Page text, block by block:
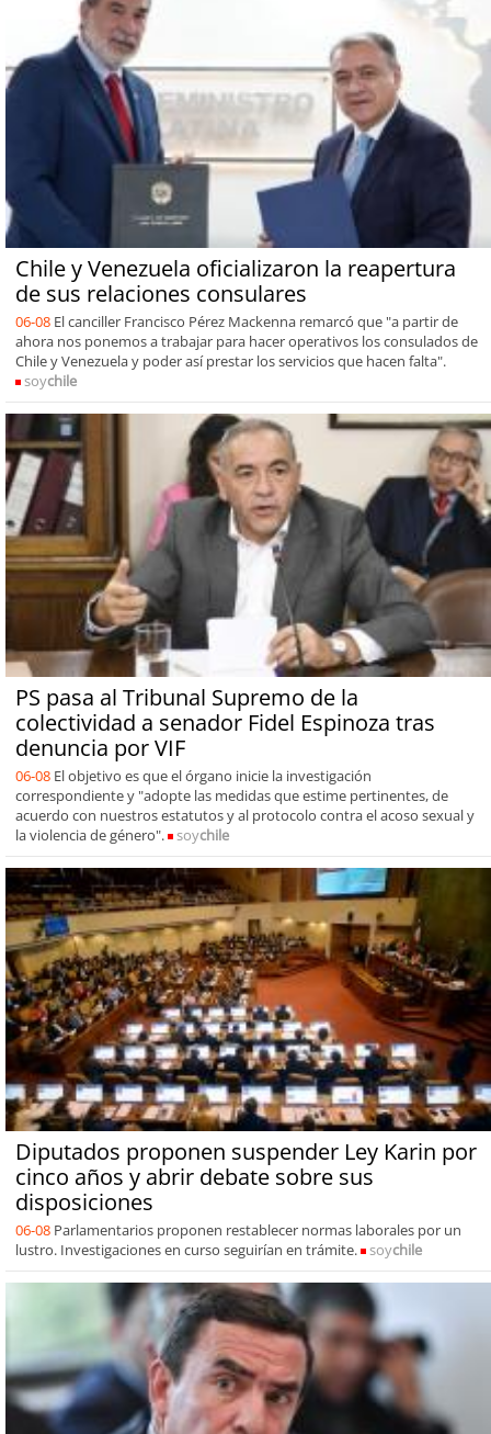
Chile y Venezuela oficializaron la reapertura
de sus relaciones consulares
06-08 El canciller Francisco Pérez Mackenna remarcó que "a partir de
ahora nos ponemos a trabajar para hacer operativos los consulados de
Chile y Venezuela y poder así prestar los servicios que hacen falta".
soychile
PS pasa al Tribunal Supremo de la
colectividad a senador Fidel Espinoza tras
denuncia por VIF
06-08 El objetivo es que el órgano inicie la investigación
correspondiente y "adopte las medidas que estime pertinentes, de
acuerdo con nuestros estatutos y al protocolo contra el acoso sexual y
la violencia de género".
soychile
Diputados proponen suspender Ley Karin por
cinco años y abrir debate sobre sus
disposiciones
06-08 Parlamentarios proponen restablecer normas laborales por un
lustro. Investigaciones en curso seguirían en trámite.
soychile